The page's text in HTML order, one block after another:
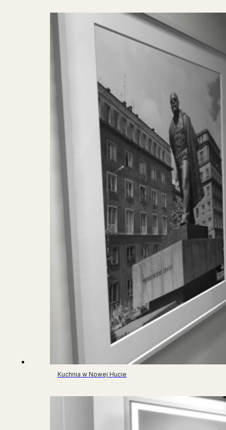
Kuchnia w Nowej Hucie